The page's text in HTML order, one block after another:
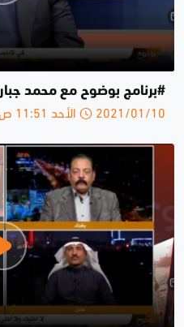
#برنامج بوضوح مع محمد جبار20 2 2019
2021/01/10 الأحد 11:51 ص